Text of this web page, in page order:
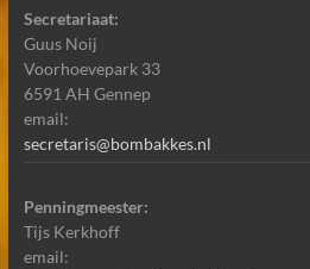
Secretariaat:
Guus Noij
Voorhoevepark 33
6591 AH Gennep
email:
secretaris@bombakkes.nl
Penningmeester:
Tijs Kerkhoff
email: